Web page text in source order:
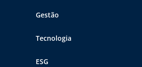
Gestão
Tecnologia
ESG